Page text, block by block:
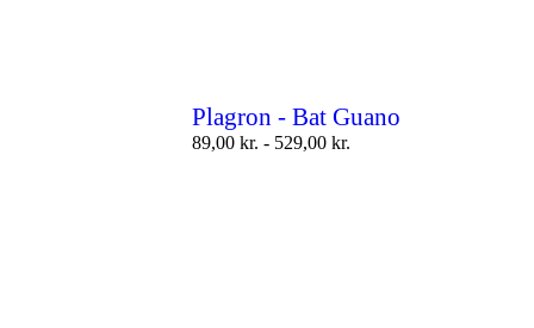
Plagron - Bat Guano
89,00 kr. - 529,00 kr.